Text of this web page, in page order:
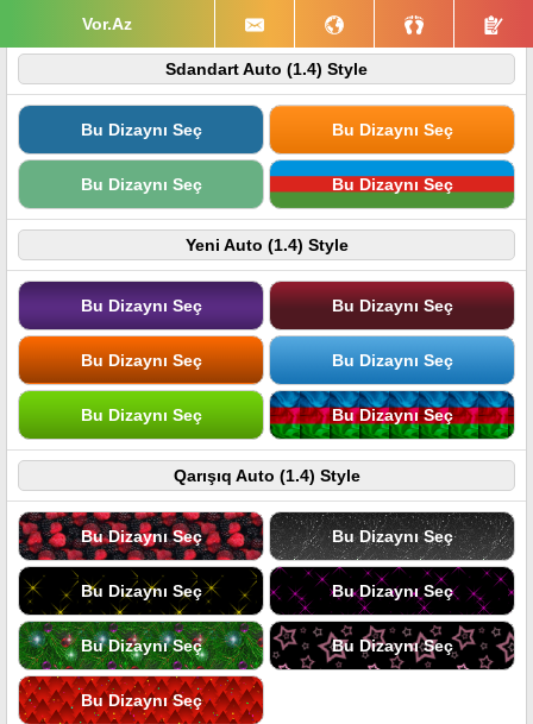
Vor.Az
Sdandart Auto (1.4) Style
Bu Dizaynı Seç Bu Dizaynı Seç
Bu Dizaynı Seç Bu Dizaynı Seç
Yeni Auto (1.4) Style
Bu Dizaynı Seç Bu Dizaynı Seç
Bu Dizaynı Seç Bu Dizaynı Seç
Bu Dizaynı Seç Bu Dizaynı Seç
Qarışıq Auto (1.4) Style
Bu Dizaynı Seç Bu Dizaynı Seç
Bu Dizaynı Seç Bu Dizaynı Seç
Bu Dizaynı Seç Bu Dizaynı Seç
Bu Dizaynı Seç